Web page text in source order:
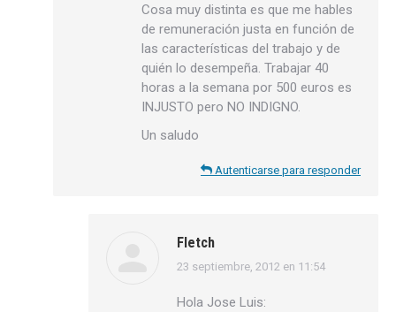
Cosa muy distinta es que me hables
de remuneración justa en función de
las características del trabajo y de
quién lo desempeña. Trabajar 40
horas a la semana por 500 euros es
INJUSTO pero NO INDIGNO.
Un saludo
Autenticarse para responder
Fletch
dice:
23 septiembre, 2012 en 11:54
Hola Jose Luis: